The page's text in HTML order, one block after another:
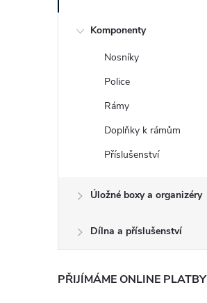
a
Komponenty
Nosníky
Police
Rámy
Doplňky k rámům
Příslušenství
Úložné boxy a organizéry
Dílna a příslušenství
PŘIJÍMÁME ONLINE PLATBY